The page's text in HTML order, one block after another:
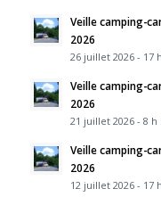
Veille camping-
2026
26 juillet 2026 - 17
Veille camping-
2026
21 juillet 2026 - 8 h
Veille camping-
2026
12 juillet 2026 - 17